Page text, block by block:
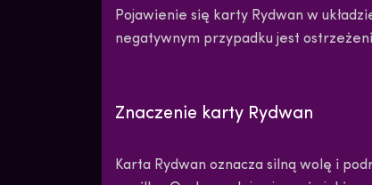
Pojawienie się karty Rydwan w
negatywnym przypadku jest
Znaczenie karty Rydwan
Karta Rydwan oznacza silną wolę i